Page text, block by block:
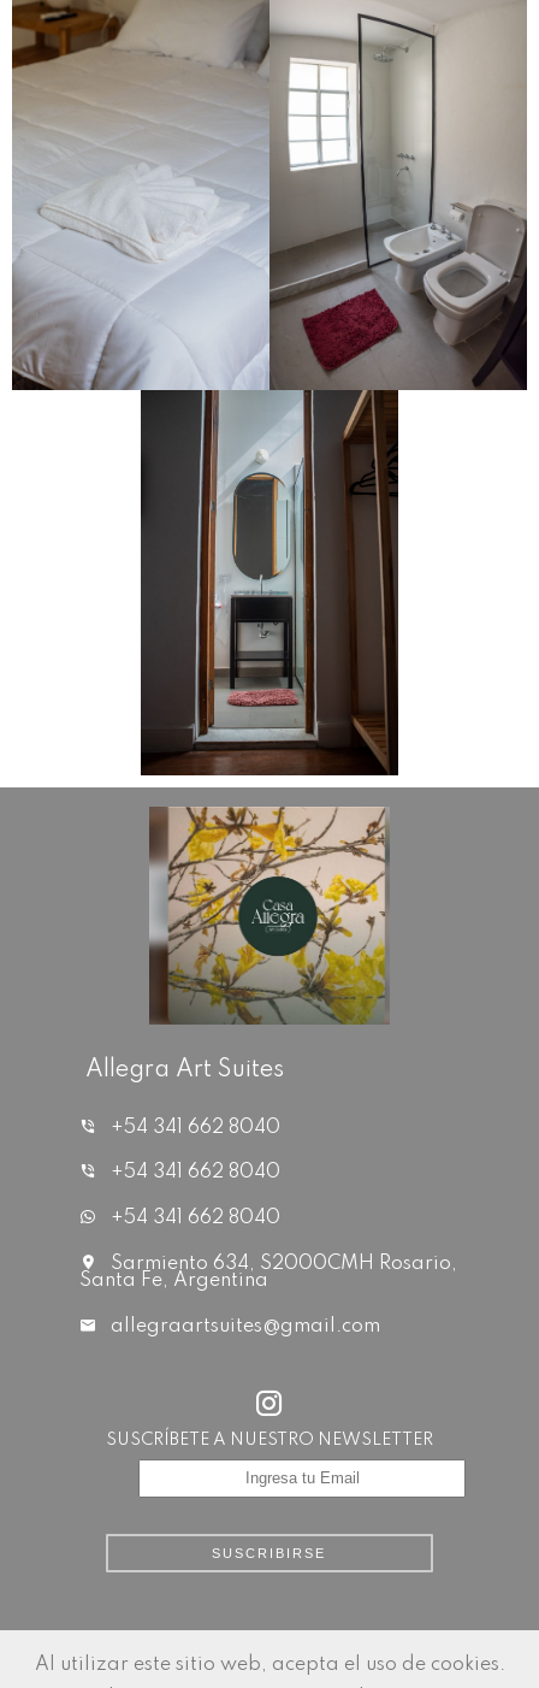
Allegra Art Suites
+54 341 662 8040
+54 341 662 8040
+54 341 662 8040
Sarmiento 634, S2000CMH Rosario,
Santa Fe, Argentina
allegraartsuites@gmail.com
SUSCRÍBETE A NUESTRO NEWSLETTER
SUSCRIBIRSE
Al utilizar este sitio web, acepta el uso de cookies.